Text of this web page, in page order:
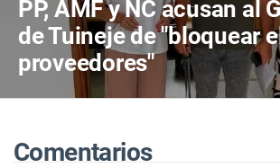
PP, AMF y NC acusan al
de Tuineje de "bloquear
proveedores"
Comentarios